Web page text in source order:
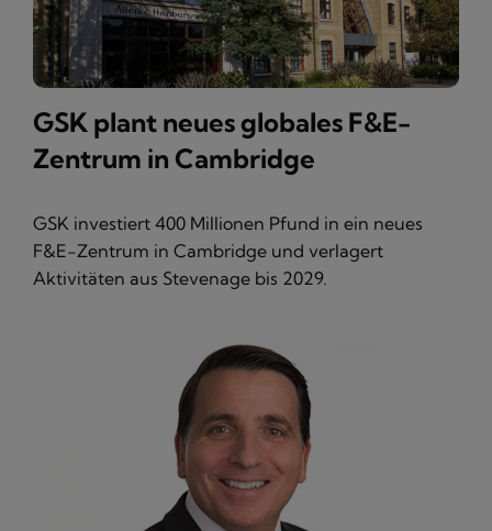
GSK plant neues globales F&E-
Zentrum in Cambridge
GSK investiert 400 Millionen Pfund in ein neues
F&E-Zentrum in Cambridge und verlagert
Aktivitäten aus Stevenage bis 2029.